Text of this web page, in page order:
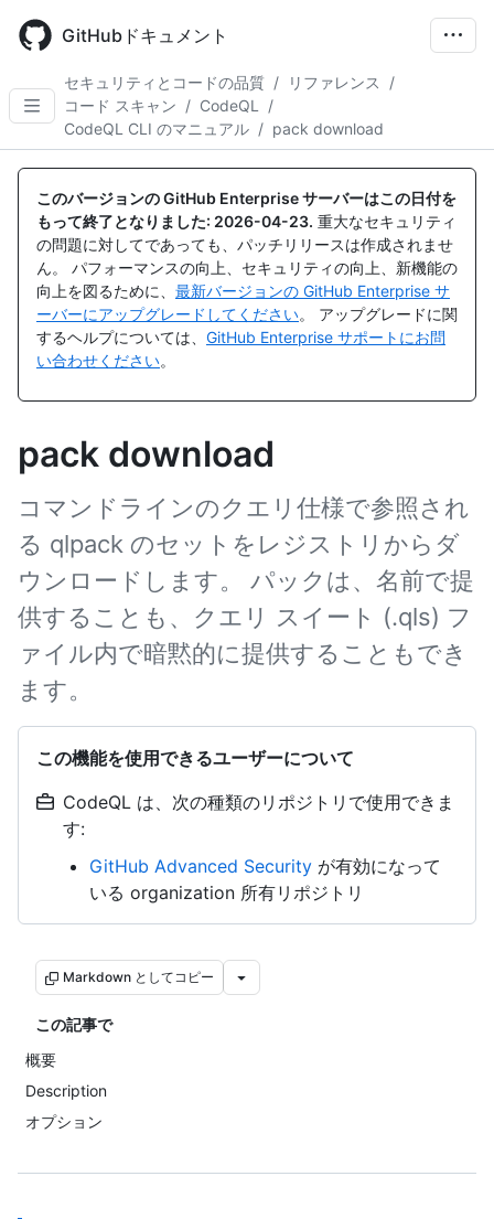
main
GitHubドキュメント
セキュリティとコードの品質 / リファレンス
/
コード スキャン / CodeQL
/
CodeQL CLI のマニュアル / pack download
このバージョンの GitHub Enterprise サーバーはこの日付を
もって終了となりました: 2026-04-23. 重大なセキュリティ
の問題に対してであっても、パッチリリースは作成されませ
ん。 パフォーマンスの向上、セキュリティの向上、新機能の
向上を図るために、 最新バージョンの GitHub Enterprise サ
ーバーにアップグレードしてください。 アップグレードに関
するヘルプについては、 GitHub Enterprise サポートにお問
い合わせください。
pack download
コマンドラインのクエリ仕様で参照され
る qlpack のセットをレジストリからダ
ウンロードします。 パックは、名前で提
供することも、クエリ スイート (.qls) フ
ァイル内で暗黙的に提供することもでき
ます。
この機能を使用できるユーザーについて
CodeQL は、次の種類のリポジトリで使用できま
す:
GitHub Advanced Security が有効になって
いる organization 所有リポジトリ
Markdown としてコピー
この記事で
概要
Description
オプション